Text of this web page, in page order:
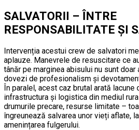
SALVATORII – ÎNTRE
RESPONSABILITATE ȘI
Intervenția acestui crew de salvatori
aplauze. Manevrele de resuscitare ce
tânăr pe marginea abisului nu sunt
dovezi de profesionalism și
În paralel, acest caz brutal arată lacune
infrastructura și logistica din mediul
drumurile precare, resurse limitate –
îngreunează salvarea unor vieți aflate,
amenințarea fulgerului.